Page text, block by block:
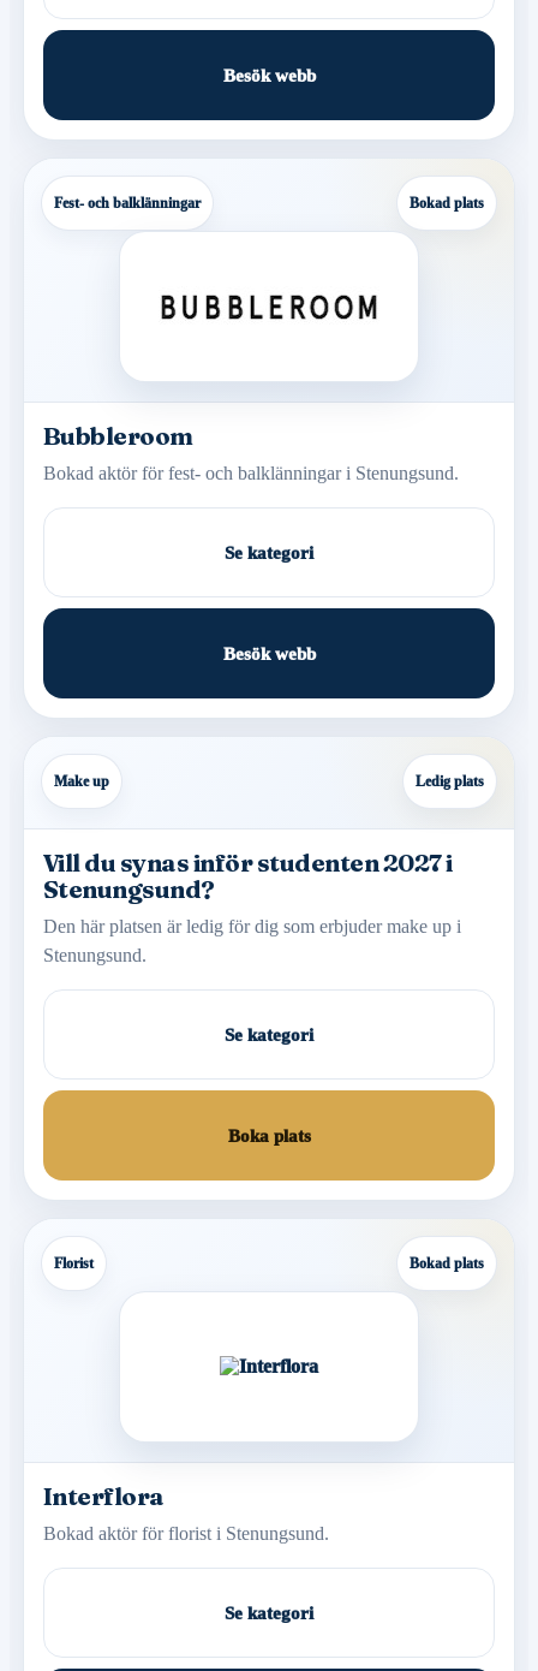
Besök webb
Fest- och balklänningar Bokad plats
Bubbleroom
Bokad aktör för fest- och balklänningar i Stenungsund.
Se kategori
Besök webb
Make up Ledig plats
Vill du synas inför studenten 2027 i
Stenungsund?
Den här platsen är ledig för dig som erbjuder make up i
Stenungsund.
Se kategori
Boka plats
Florist Bokad plats
Interflora
Bokad aktör för florist i Stenungsund.
Se kategori